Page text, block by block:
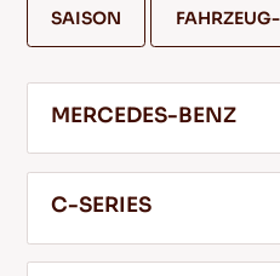
BLOG & VIDEOS
SAISON
MERCEDES-BENZ
C-SERIES